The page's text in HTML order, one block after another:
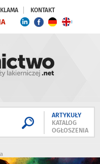
KONTAKT
ARTYKUŁY
KATALOG
OGŁOSZENIA